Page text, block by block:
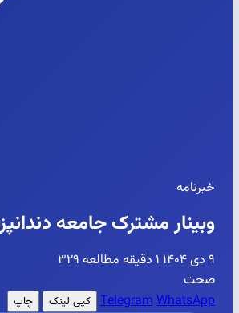
خبرنامه
وبینار مشترک جامعه
۹ دی ۱۴۰۴ ۱ دقیقه مطالعه
۳۲۹
صحت
TelegramWhatsApp کپی لینک چاپ